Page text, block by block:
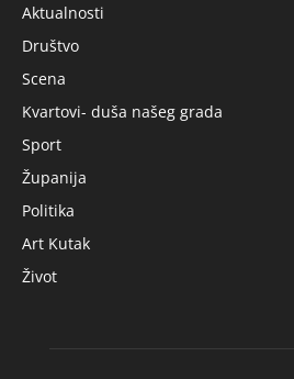
Aktualnosti
Društvo
Scena
Kvartovi- duša našeg grada
Sport
Županija
Politika
Art Kutak
Život